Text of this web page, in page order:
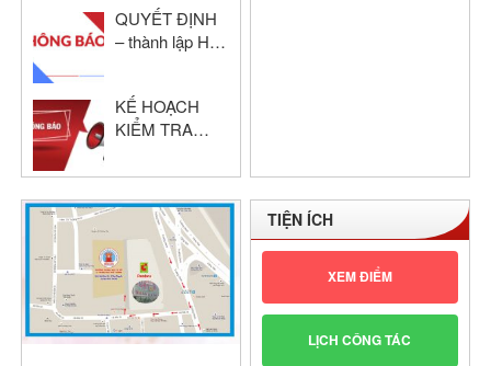
NĂM HỌC:
2024 – 2025
QUYẾT ĐỊNH
– thành lập Hội
giỏi cấp trường
KẾ HOẠCH
KIỂM TRA
I – KHỐI THPT
NĂM HỌC:
2024 – 2025
TIỆN ÍCH
XEM ĐIỂM
LỊCH CÔNG TÁC